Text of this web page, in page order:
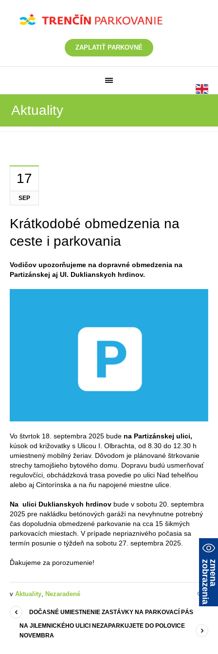
ZAPLATIŤ PARKOVNÉ
Aktuality
17
SEP
Krátkodobé obmedzenia na
ceste i parkovania
Vodičov upozorňujeme na dopravné obmedzenia na
Partizánskej aj Ul. Duklianskych hrdinov.
Vo štvrtok 18. septembra 2025 bude na Partizánskej ulici,
kúsok od križovatky s Ulicou I. Olbrachta, od 8.30 do 12.30 h
umiestnený mobilný žeriav. Dôvodom je plánované štrkovanie
strechy tamojšieho bytového domu. Dopravu budú usmerňovať
regulovčíci, obchádzková trasa povedie po ulici Nad tehelňou
alebo aj Cintorínska a na ňu napojené miestne ulice.
Na ulici Duklianskych hrdinov bude v sobotu 20. septembra
2025 pre nakládku betónových garáží na nevyhnutne potrebný
čas dopoludnia obmedzené parkovanie na cca 15 šikmých
parkovacích miestach. V prípade nepriaznivého počasia sa
termín posunie o týždeň na sobotu 27. septembra 2025.
Ďakujeme za porozumenie!
0
v Aktuality, Nezaradené
DOČASNÉ UMIESTNENIE ZASTÁVKY NA PARKOVACÍ PÁS
NA JILEMNICKÉHO ULICI NEZAPARKUJETE DO POLOVICE
NOVEMBRA
z
m
e
n
a
z
o
b
r
a
z
e
n
i
a